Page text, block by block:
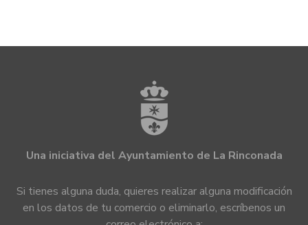
Una iniciativa del Ayuntamiento de La Rinconada
Si tienes alguna duda, quieres realizar alguna modificación
en los datos de tu comercio o eliminarlo, escríbenos un